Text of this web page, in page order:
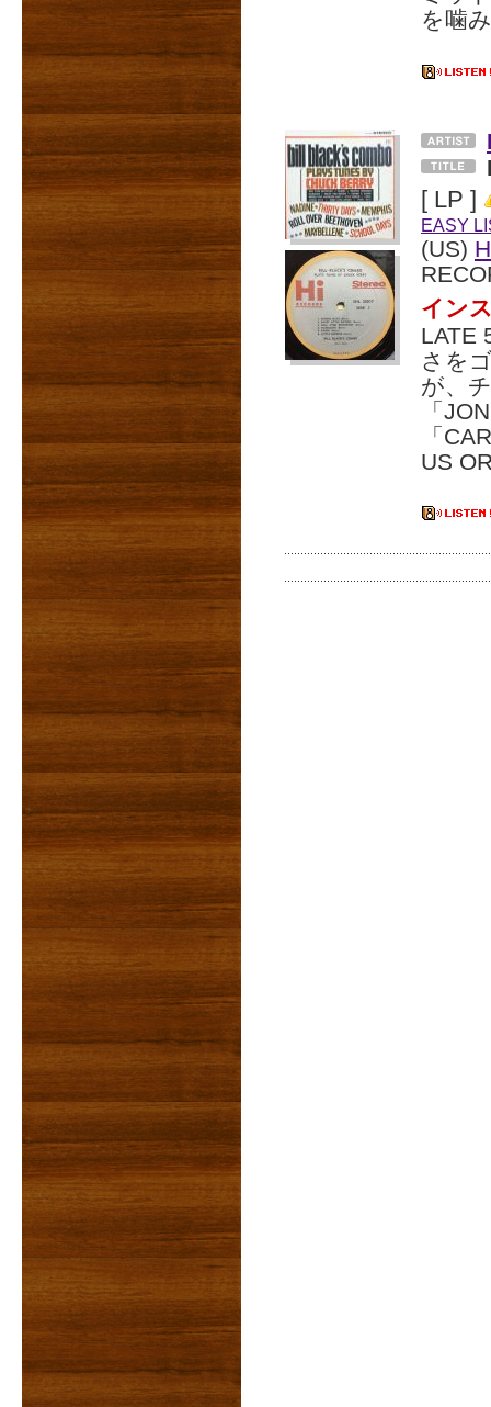
を噛
[ LP ]
EASY
(US)
イン
LATE
さを
が、
「
「
US